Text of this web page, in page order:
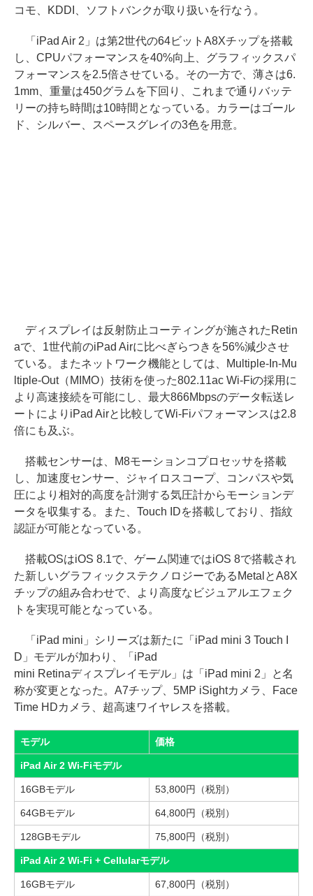
コモ、KDDI、ソフトバンクが取り扱いを行なう。
「iPad Air 2」は第2世代の64ビットA8Xチップを搭載
し、CPUパフォーマンスを40%向上、グラフィックスパ
フォーマンスを2.5倍させている。その一方で、薄さは6.
1mm、重量は450グラムを下回り、これまで通りバッテ
リーの持ち時間は10時間となっている。カラーはゴール
ド、シルバー、スペースグレイの3色を用意。
ディスプレイは反射防止コーティングが施されたRetin
aで、1世代前のiPad Airに比べぎらつきを56%減少させ
ている。またネットワーク機能としては、Multiple-In-Mu
ltiple-Out（MIMO）技術を使った802.11ac Wi-Fiの採用に
より高速接続を可能にし、最大866Mbpsのデータ転送レ
ートによりiPad Airと比較してWi-Fiパフォーマンスは2.8
倍にも及ぶ。
搭載センサーは、M8モーションコプロセッサを搭載
し、加速度センサー、ジャイロスコープ、コンパスや気
圧により相対的高度を計測する気圧計からモーションデ
ータを収集する。また、Touch IDを搭載しており、指紋
認証が可能となっている。
搭載OSはiOS 8.1で、ゲーム関連ではiOS 8で搭載され
た新しいグラフィックステクノロジーであるMetalとA8X
チップの組み合わせで、より高度なビジュアルエフェク
トを実現可能となっている。
「iPad mini」シリーズは新たに「iPad mini 3 Touch I
D」モデルが加わり、「iPad
mini Retinaディスプレイモデル」は「iPad mini 2」と名
称が変更となった。A7チップ、5MP iSightカメラ、Face
Time HDカメラ、超高速ワイヤレスを搭載。
モデル 価格
iPad Air 2 Wi-Fiモデル
16GBモデル 53,800円（税別）
64GBモデル 64,800円（税別）
128GBモデル 75,800円（税別）
iPad Air 2 Wi-Fi + Cellularモデル
16GBモデル 67,800円（税別）